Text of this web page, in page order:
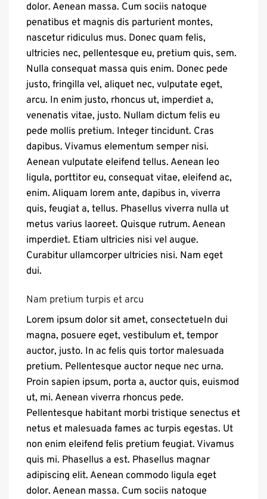
dolor. Aenean massa. Cum sociis natoque
penatibus et magnis dis parturient montes,
nascetur ridiculus mus. Donec quam felis,
ultricies nec, pellentesque eu, pretium quis, sem.
Nulla consequat massa quis enim. Donec pede
justo, fringilla vel, aliquet nec, vulputate eget,
arcu. In enim justo, rhoncus ut, imperdiet a,
venenatis vitae, justo. Nullam dictum felis eu
pede mollis pretium. Integer tincidunt. Cras
dapibus. Vivamus elementum semper nisi.
Aenean vulputate eleifend tellus. Aenean leo
ligula, porttitor eu, consequat vitae, eleifend ac,
enim. Aliquam lorem ante, dapibus in, viverra
quis, feugiat a, tellus. Phasellus viverra nulla ut
metus varius laoreet. Quisque rutrum. Aenean
imperdiet. Etiam ultricies nisi vel augue.
Curabitur ullamcorper ultricies nisi. Nam eget
dui.
Nam pretium turpis et arcu
Lorem ipsum dolor sit amet, consectetueIn dui
magna, posuere eget, vestibulum et, tempor
auctor, justo. In ac felis quis tortor malesuada
pretium. Pellentesque auctor neque nec urna.
Proin sapien ipsum, porta a, auctor quis, euismod
ut, mi. Aenean viverra rhoncus pede.
Pellentesque habitant morbi tristique senectus et
netus et malesuada fames ac turpis egestas. Ut
non enim eleifend felis pretium feugiat. Vivamus
quis mi. Phasellus a est. Phasellus magnar
adipiscing elit. Aenean commodo ligula eget
dolor. Aenean massa. Cum sociis natoque